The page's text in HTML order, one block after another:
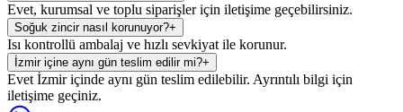
Evet, kurumsal ve toplu siparişler için iletişime geçebilirsiniz.
Soğuk zincir nasıl korunuyor?+
Isı kontrollü ambalaj ve hızlı sevkiyat ile korunur.
İzmir içine aynı gün teslim edilir mi?+
Evet İzmir içinde aynı gün teslim edilebilir. Ayrıntılı bilgi için
iletişime geçiniz.